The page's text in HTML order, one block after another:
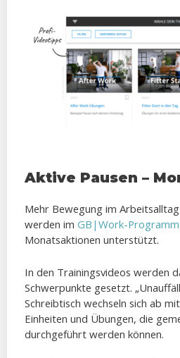
Aktive Pausen –
Mehr Bewegung im
werden im GB|Work-Programm
Monatsaktionen unterstützt.
In den Trainingsvideos werden
Schwerpunkte gesetzt.
Schreibtisch wechseln sich ab
Einheiten und Übungen, die
durchgeführt werden können.